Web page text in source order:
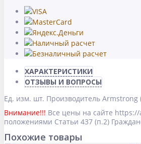
ХАРАКТЕРИСТИКИ
ОТЗЫВЫ И ВОПРОСЫ
Ед. изм. шт. Производитель Armstrong
Внимание!!! Все цены на сайте
положениями Статьи 437 (п.2)
Похожие товары